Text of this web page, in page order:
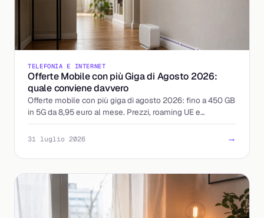
TELEFONIA E INTERNET
Offerte Mobile con più Giga di Agosto 2026:
quale conviene davvero
Offerte mobile con più giga di agosto 2026: fino a 450 GB
in 5G da 8,95 euro al mese. Prezzi, roaming UE e
attivazione a confronto, con il costo reale per giga.
31 luglio 2026 →